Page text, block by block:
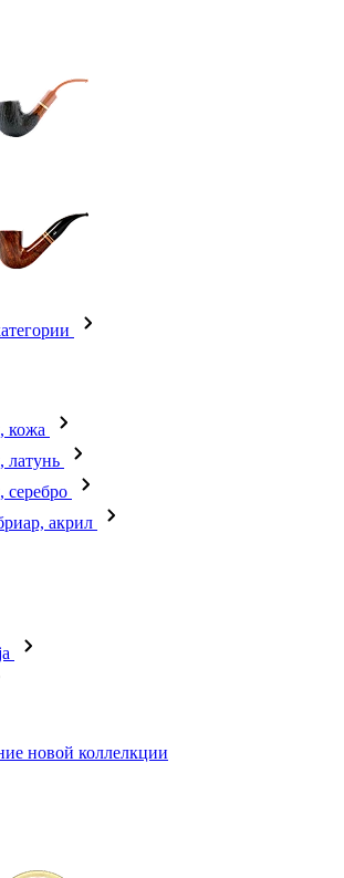
кожа
латунь
серебро
акрил
новой коллелкции